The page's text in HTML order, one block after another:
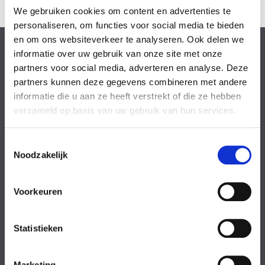
We gebruiken cookies om content en advertenties te
personaliseren, om functies voor social media te bieden
en om ons websiteverkeer te analyseren. Ook delen we
informatie over uw gebruik van onze site met onze
partners voor social media, adverteren en analyse. Deze
partners kunnen deze gegevens combineren met andere
informatie die u aan ze heeft verstrekt of die ze hebben
verzameld op basis van uw gebruik van hun services.
Noodzakelijk
Voorkeuren
Statistieken
Wij helpen u graag!
Stap 1: Bel of mail onze juristen van de
intakebalie
Stap 3: Kies de beste oplossing voor uw
situatie
De intakebalie is 7 dagen per week bereikbaar.
Maandag